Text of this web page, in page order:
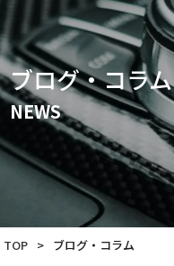
ブログ・コラム
NEWS
TOP > ブログ・コラム